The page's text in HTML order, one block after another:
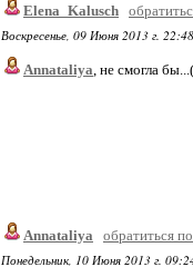
Elena_Kalusch
Воскресенье, 09 Июня 2013 г.
Annataliya, не смогла
Annataliya
обратиться
Понедельник, 10 Июня 2013 г.